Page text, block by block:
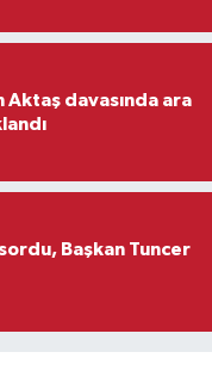
Aktaş davasında ara
Başkan Tuncer